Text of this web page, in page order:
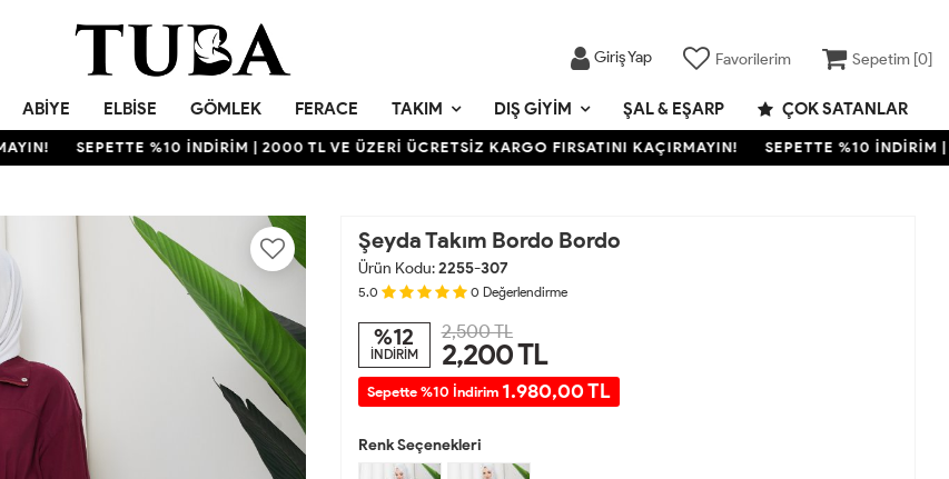
Giriş Yap Favorilerim Sepetim [0]
ABIYE ELBISE GÖMLEK FERACE TAKIM DIŞ GIYIM ŞAL & EŞARP ÇOK SATANLAR
SEPETTE %10 İNDİRİM | 2000 TL VE ÜZERİ ÜCRETSİZ KARGO FIRSATINI KAÇIRMAYIN! SEPETTE %10 İNDİRİM | 2000
Şeyda Takım Bordo Bordo
Ürün Kodu:2255-307
5.0 0 Değerlendirme
%12
İNDİRİM
2,500 TL
2,200TL
Sepette %10 İndirim 1.980,00 TL
Renk Seçenekleri